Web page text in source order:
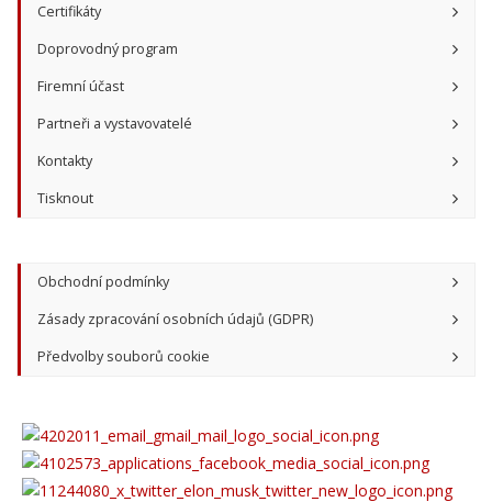
Certifikáty
Doprovodný program
Firemní účast
Partneři a vystavovatelé
Kontakty
Tisknout
Obchodní podmínky
Zásady zpracování osobních údajů (GDPR)
Předvolby souborů cookie